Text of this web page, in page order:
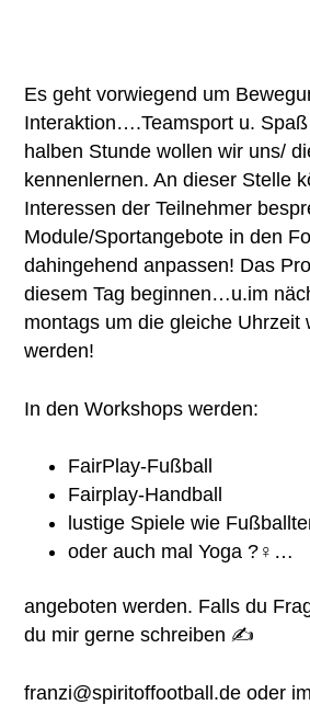
Es geht vorwiegend um
Interaktion….Teamsport u.
halben Stunde wollen wir uns/
kennenlernen. An dieser Stelle
Interessen der Teilnehmer
Module/Sportangebote in den
dahingehend anpassen! Das
diesem Tag beginnen…u.im
montags um die gleiche Uhrzeit
werden!
In den Workshops werden:
FairPlay-Fußball
Fairplay-Handball
lustige Spiele wie
oder auch mal Yoga ?‍♀…
angeboten werden. Falls du
du mir gerne schreiben ✍
franzi@spiritoffootball.de oder